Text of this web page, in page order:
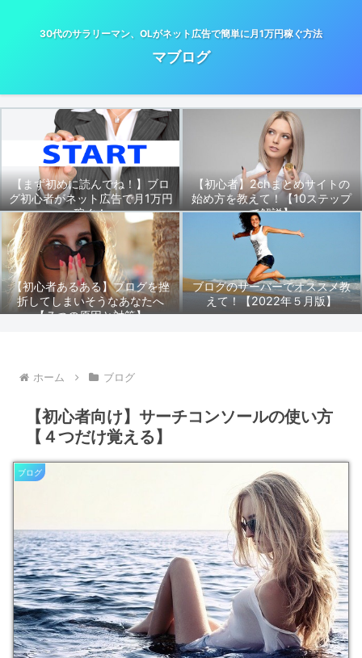
30代のサラリーマン、OLがネット広告で簡単に月1万円稼ぐ方法
マブログ
【まず初めに読んでね！】ブロ
グ初心者がネット広告で月1万円
稼ぐ！
【初心者】2chまとめサイトの
始め方を教えて！【10ステップ
で解説】
【初心者あるある】ブログを挫
折してしまいそうなあなたへ
【７つの原因と対策】
ブログのサーバーでオススメ教
えて！【2022年５月版】
ホーム ブログ
【初心者向け】サーチコンソールの使い方
【４つだけ覚える】
ブログ